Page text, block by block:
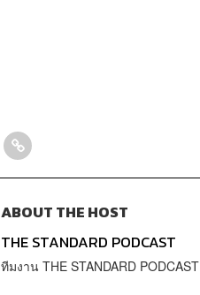
ABOUT THE HOST
THE STANDARD PODCAST
ทีมงาน THE STANDARD PODCAST